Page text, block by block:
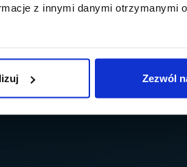
z innymi danymi otrzymanymi
Zezwól